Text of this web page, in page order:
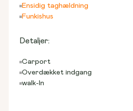
Ensidig taghældning
Funkishus
Detaljer:
Carport
Overdækket indgang
walk-In